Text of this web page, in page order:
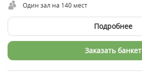
Один зал на 140 мест
Подробнее
Заказать банкет